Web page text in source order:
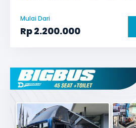
Mulai Dari
Rp2.200.000